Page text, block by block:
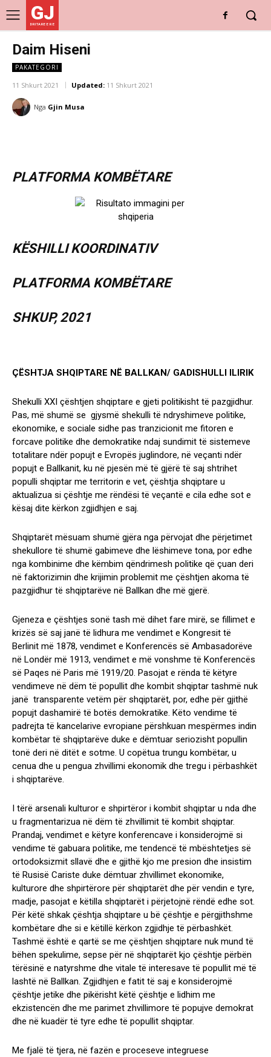
GJ
DRITARE E RE
Daim Hiseni
PAKATEGORI
11 Shkurt 2021 Updated: 11 Shkurt 2021
Nga Gjin Musa
PLATFORMA KOMBËTARE
KËSHILLI KOORDINATIV
PLATFORMA KOMBËTARE
SHKUP, 2021
ÇËSHTJA SHQIPTARE NË BALLKAN/ GADISHULLI ILIRIK
Shekulli XXI çështjen shqiptare e gjeti politikisht të pazgjidhur.
Pas, më shumë se gjysmë shekulli të ndryshimeve politike,
ekonomike, e sociale sidhe pas tranzicionit me fitoren e
forcave politike dhe demokratike ndaj sundimit të sistemeve
totalitare ndër popujt e Evropës juglindore, në veçanti ndër
popujt e Ballkanit, ku në pjesën më të gjërë të saj shtrihet
populli shqiptar me territorin e vet, çështja shqiptare u
aktualizua si çështje me rëndësi të veçantë e cila edhe sot e
kësaj dite kërkon zgjidhjen e saj.
Shqiptarët mësuam shumë gjëra nga përvojat dhe përjetimet
shekullore të shumë gabimeve dhe lëshimeve tona, por edhe
nga kombinime dhe këmbim qëndrimesh politike që çuan deri
në faktorizimin dhe krijimin problemit me çështjen akoma të
pazgjidhur të shqiptarëve në Ballkan dhe më gjerë.
Gjeneza e çështjes sonë tash më dihet fare mirë, se fillimet e
krizës së saj janë të lidhura me vendimet e Kongresit të
Berlinit më 1878, vendimet e Konferencës së Ambasadorëve
në Londër më 1913, vendimet e më vonshme të Konferencës
së Paqes në Paris më 1919/20. Pasojat e rënda të këtyre
vendimeve në dëm të popullit dhe kombit shqiptar tashmë nuk
janë transparente vetëm për shqiptarët, por, edhe për gjithë
popujt dashamirë të botës demokratike. Këto vendime të
padrejta të kancelarive evropiane përshkuan mespërmes indin
kombëtar të shqiptarëve duke e dëmtuar seriozisht popullin
tonë deri në ditët e sotme. U copëtua trungu kombëtar, u
cenua dhe u pengua zhvillimi ekonomik dhe tregu i përbashkët
i shqiptarëve.
I tërë arsenali kulturor e shpirtëror i kombit shqiptar u nda dhe
u fragmentarizua në dëm të zhvillimit të kombit shqiptar.
Prandaj, vendimet e këtyre konferencave i konsiderojmë si
vendime të gabuara politike, me tendencë të mbështetjes së
ortodoksizmit sllavë dhe e gjithë kjo me presion dhe insistim
të Rusisë Cariste duke dëmtuar zhvillimet ekonomike,
kulturore dhe shpirtërore për shqiptarët dhe për vendin e tyre,
madje, pasojat e këtilla shqiptarët i përjetojnë rëndë edhe sot.
Për këtë shkak çështja shqiptare u bë çështje e përgjithshme
kombëtare dhe si e këtillë kërkon zgjidhje të përbashkët.
Tashmë është e qartë se me çështjen shqiptare nuk mund të
bëhen spekulime, sepse për në shqiptarët kjo çështje përbën
tërësinë e natyrshme dhe vitale të interesave të popullit më të
lashtë në Ballkan. Zgjidhjen e fatit të saj e konsiderojmë
çështje jetike dhe pikërisht këtë çështje e lidhim me
ekzistencën dhe me parimet zhvillimore të popujve demokrat
dhe në kuadër të tyre edhe të popullit shqiptar.
Me fjalë të tjera, në fazën e proceseve integruese